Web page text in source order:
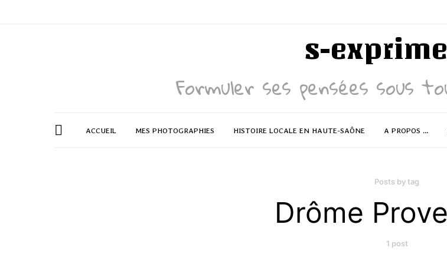
s-
Formuler ses pensées sous
ACCUEIL MES PHOTOGRAPHIES HISTOIRE LOCALE EN HAUTE-SAÔNE A PROPOS …
Posts by tag
Drôme
1 post